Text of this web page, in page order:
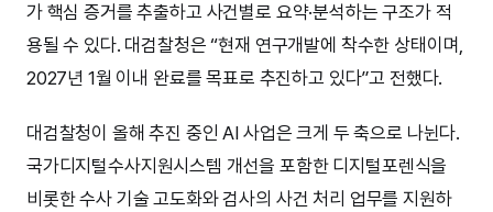
가 핵심 증거를 추출하고 사건별로 요약·분석하는 구조가 적
용될 수 있다. 대검찰청은 “현재 연구개발에 착수한 상태이며,
2027년 1월 이내 완료를 목표로 추진하고 있다”고 전했다.
대검찰청이 올해 추진 중인 AI 사업은 크게 두 축으로 나뉜다.
국가디지털수사지원시스템 개선을 포함한 디지털포렌식을
비롯한 수사 기술 고도화와 검사의 사건 처리 업무를 지원하